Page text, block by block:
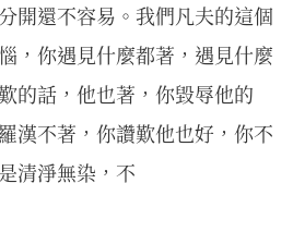
開還不容易。我們凡夫的這個
，你遇見什麼都著，遇見什麼
的話，他也著，你毀辱他的
漢不著，你讚歎他也好，你不
清淨無染，不